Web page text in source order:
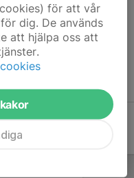
för att vår
dig. De används
att hjälpa oss att